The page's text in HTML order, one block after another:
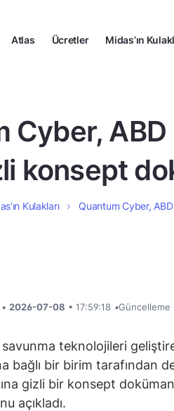
Atlas Ücretler Midas’ın
Cyber,
konsept
Kulakları Quantum Cyber,
2026-07-08 • 17:59:18 •Güncelleme
teknolojileri
bağlı bir birim tarafından
gizli bir konsept
açıkladı.